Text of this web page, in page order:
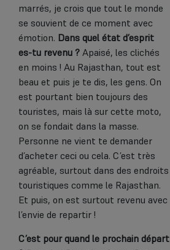
marrés, je crois que tout le monde
se souvient de ce moment avec
émotion. Dans quel état d’esprit
es-tu revenu ? Apaisé, les clichés
en moins ! Au Rajasthan, tout est
beau et puis je te dis, les gens. On
est pourtant bien toujours des
touristes, mais là sur cette moto,
on se fondait dans la masse.
Personne ne vient te demander
d’acheter ceci ou cela. C’est très
agréable, surtout dans des endroits
touristiques comme le Rajasthan.
Et puis, on est surtout revenu avec
l’envie de repartir !
C’est pour quand le prochain départ